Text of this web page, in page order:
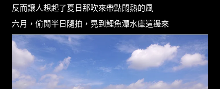
反而讓人想起了夏日那吹來帶點悶熱的風
六月，偷閒半日隨拍，晃到鯉魚潭水庫這邊來